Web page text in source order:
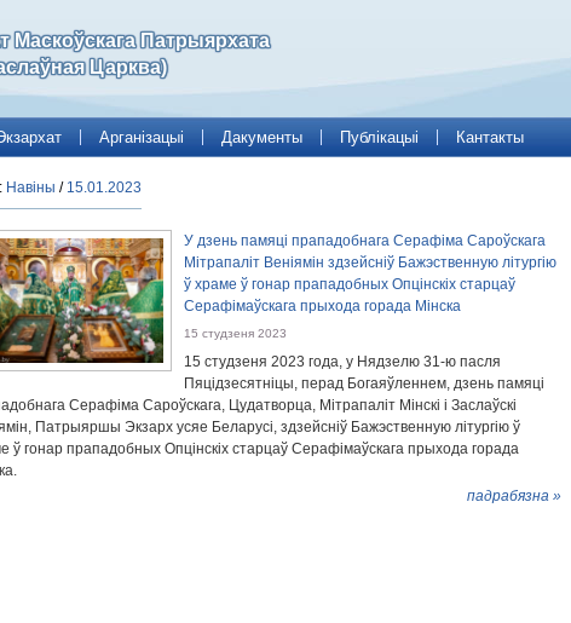
Маскоўскага Патрыярхата
Царква)
Арганізацыі Дакументы Публікацыі Кантакты
Навіны / 15.01.2023
У дзень памяці прападобнага Серафіма Сароўскага
Мітрапаліт Веніямін здзейсніў Бажэственную літургію
ў храме ў гонар прападобных Опцінскіх старцаў
Серафімаўскага прыхода горада Мінска
15 студзеня 2023
15 студзеня 2023 года, у Нядзелю 31-ю пасля
Пяцідзесятніцы, перад Богаяўленнем, дзень памяці
Серафіма Сароўскага, Цудатворца, Мітрапаліт Мінскі і Заслаўскі
Патрыяршы Экзарх усяе Беларусі, здзейсніў Бажэственную літургію ў
ў гонар прападобных Опцінскіх старцаў Серафімаўскага прыхода горада
падрабязна »